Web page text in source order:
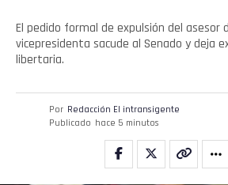
El pedido formal de expulsión del asesor
vicepresidenta sacude al Senado y deja
libertaria.
Por Redacción El intransigente
Publicado hace 5 minutos